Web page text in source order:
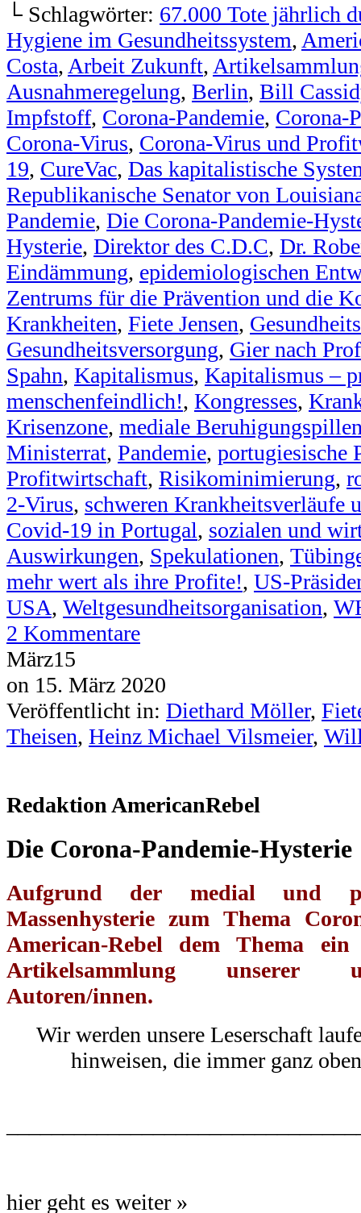
└ Schlagwörter: 67.000 Tote jährlich
Hygiene im Gesundheitssystem,
Costa, Arbeit Zukunft,
Ausnahmeregelung, Berlin, Bill
Impfstoff, Corona-Pandemie, Corona-
Corona-Virus, Corona-Virus und
19, CureVac, Das kapitalistische
Republikanische Senator von
Pandemie, Die Corona-Pandemie-
Hysterie, Direktor des C.D.C, Dr.
Eindämmung, epidemiologischen
Zentrums für die Prävention und die
Krankheiten, Fiete Jensen,
Gesundheitsversorgung, Gier nach
Spahn, Kapitalismus, Kapitalismus –
menschenfeindlich!, Kongresses,
Krisenzone, mediale
Ministerrat, Pandemie, portugiesische
Profitwirtschaft, Risikominimierung,
2-Virus, schweren Krankheitsverläufe
Covid-19 in Portugal, sozialen und
Auswirkungen, Spekulationen,
mehr wert als ihre Profite!, US-
USA, Weltgesundheitsorganisation,
2 Kommentare
März15
on 15. März 2020
Veröffentlicht in: Diethard Möller,
Theisen, Heinz Michael Vilsmeier,
Redaktion AmericanRebel
Die Corona-Pandemie-Hysterie
Aufgrund der medial und
Massenhysterie zum Thema
American-Rebel dem Thema ein
Artikelsammlung unserer
Autoren/innen.
Wir werden unsere Leserschaft
hinweisen, die immer ganz
hier geht es weiter »